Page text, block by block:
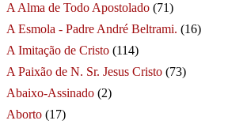
A Alma de Todo Apostolado (71)
A Esmola - Padre André Beltrami. (16)
A Imitação de Cristo (114)
A Paixão de N. Sr. Jesus Cristo (73)
Abaixo-Assinado (2)
Aborto (17)